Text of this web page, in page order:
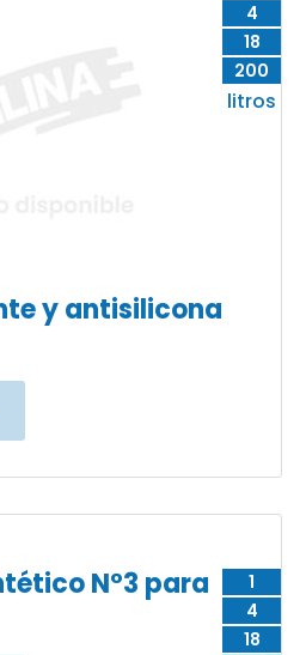
4
18
200
litros
y antisilicona
1
4
18
N°3 para